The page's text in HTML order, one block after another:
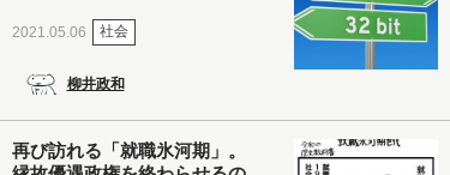
2021.05.06 社会
柳井政和
再び訪れる「就職氷河期」。